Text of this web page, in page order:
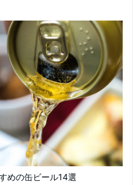
めの缶ビール14選